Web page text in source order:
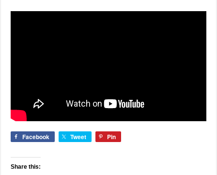
Facebook Tweet Pin
Share this: